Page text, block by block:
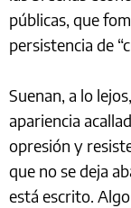
públicas, que
persistencia de
Suenan, a lo
apariencia
opresión y
que no se deja
está escrito.